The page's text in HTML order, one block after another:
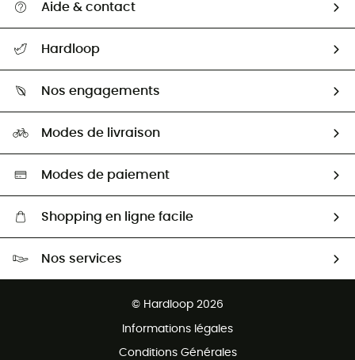
Aide & contact
Guide des tailles
Seconde Main
Aide & Contact
Hardloop
HardGuides
Nos engagements
Sélection éco-responsable
Modes de livraison
Modes de paiement
Shopping en ligne facile
Nos services
© Hardloop 2026
Informations légales
Conditions Générales